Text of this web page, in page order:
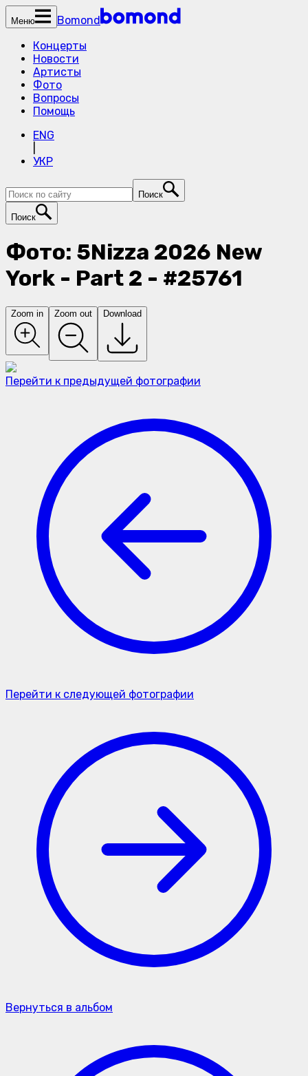
Меню
Bomond
Концерты
Новости
Артисты
Фото
Вопросы
Помощь
ENG
УКР
Поиск
Поиск
Фото: 5Nizza 2026 New
York - Part 2 - #25761
Zoom in Zoom out Download
Перейти к предыдущей фотографии
Перейти к следующей фотографии
Вернуться в альбом